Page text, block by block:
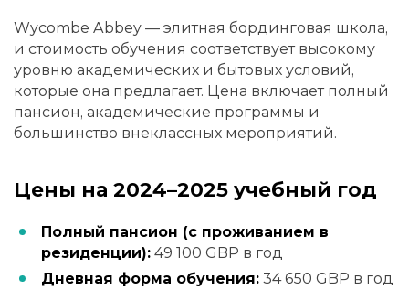
Wycombe Abbey — элитная бординговая школа,
и стоимость обучения соответствует высокому
уровню академических и бытовых условий,
которые она предлагает. Цена включает полный
пансион, академические программы и
большинство внеклассных мероприятий.
Цены на 2024–2025 учебный год
Полный пансион (с проживанием в
резиденции): 49 100 GBP в год
Дневная форма обучения: 34 650 GBP в год